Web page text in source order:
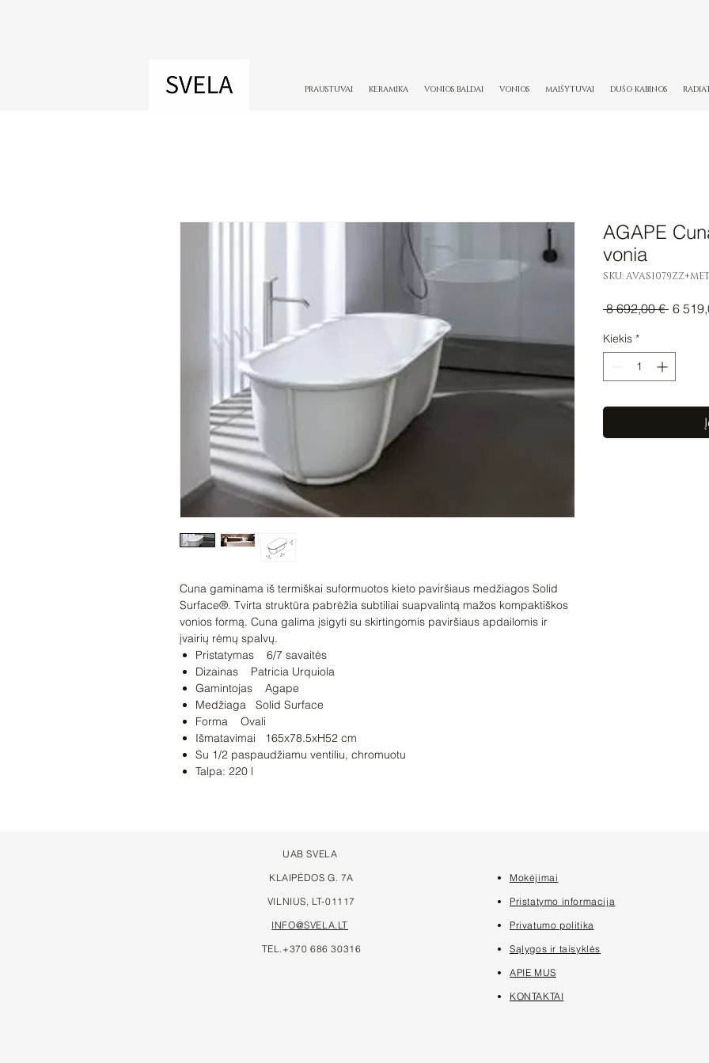
PRAUSTUVAI KERAMIKA VONIOS BALDAI VONIOS MAIŠYTUVAI DUŠO KABINOS
Cuna gaminama iš termiškai suformuotos kieto paviršiaus medžiagos Solid
Surface®. Tvirta struktūra pabrėžia subtiliai suapvalintą mažos kompaktiškos
vonios formą. Cuna galima įsigyti su skirtingomis paviršiaus apdailomis ir
įvairių rėmų spalvų.
Pristatymas 6/7 savaitės
Dizainas Patricia Urquiola
Gamintojas Agape
Medžiaga Solid Surface
Forma Ovali
Išmatavimai 165x78.5xH52 cm
Su 1/2 paspaudžiamu ventiliu, chromuotu
Talpa: 220 l
AGAPE
vonia
SKU:
8 692,00 € 6
Kiekis *
UAB SVELA
KLAIPĖDOS G. 7A
VILNIUS, LT-01117
INFO@SVELA.LT
TEL.+370 686 30316
Mokėjimai
Pristatymo informacija
Privatumo politika
Sąlygos ir taisyklės
APIE MUS
KONTAKTAI